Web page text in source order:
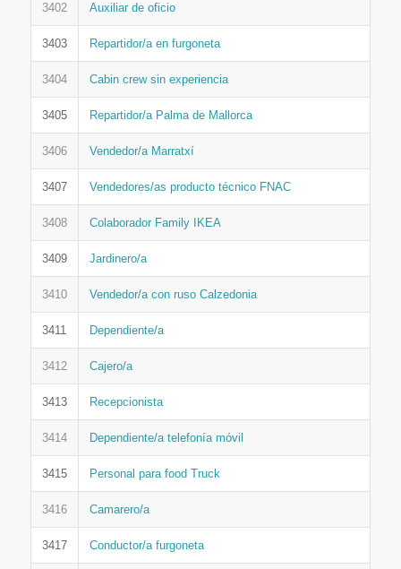
3402 Auxiliar de oficio
3403 Repartidor/a en furgoneta
3404 Cabin crew sin experiencia
3405 Repartidor/a Palma de Mallorca
3406 Vendedor/a Marratxí
3407 Vendedores/as producto técnico FNAC
3408 Colaborador Family IKEA
3409 Jardinero/a
3410 Vendedor/a con ruso Calzedonia
3411 Dependiente/a
3412 Cajero/a
3413 Recepcionista
3414 Dependiente/a telefonía móvil
3415 Personal para food Truck
3416 Camarero/a
3417 Conductor/a furgoneta